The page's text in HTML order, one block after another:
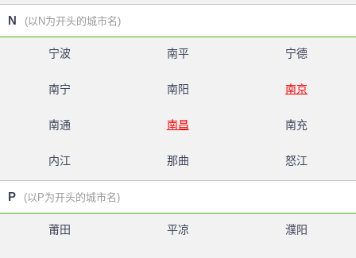
N (以N为开头的城市名)
宁波 南平 宁德
南宁 南阳 南京
南通 南昌 南充
内江 那曲 怒江
P (以P为开头的城市名)
莆田 平凉 濮阳